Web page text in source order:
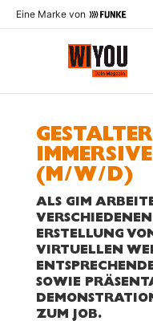
Eine Marke von
(M/W/D)
ALS GIM
ERSTELLUNG
VIRTUELLEN
SOWIE
ZUM JOB.